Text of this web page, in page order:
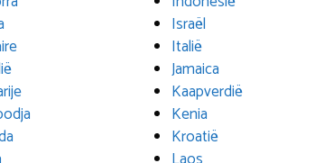
Israël
Italië
Jamaica
Kaapverdië
Kenia
Kroatië